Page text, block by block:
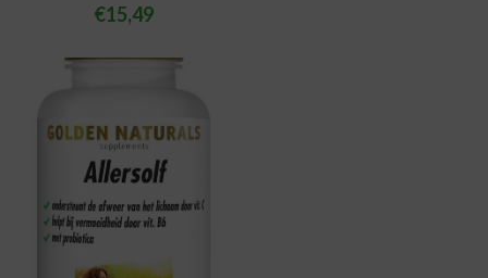
€15,49